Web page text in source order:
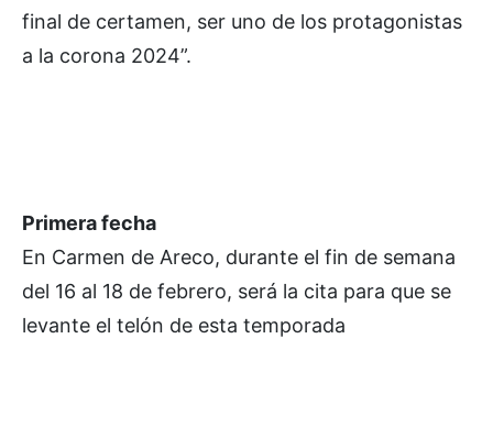
final de certamen, ser uno de los protagonistas
a la corona 2024”.
Primera fecha
En Carmen de Areco, durante el fin de semana
del 16 al 18 de febrero, será la cita para que se
levante el telón de esta temporada